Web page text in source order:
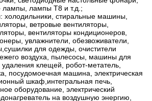
лампы, лампы T8 и т.д.;
холодильники, стиральные машины,
ветровые вентиляторы,
вентиляторы кондиционеров,
увлажнители, обезвоживатели,
для одежды, очистители
воздуха, пылесосы, машины для
клещей, робот-метатель,
посудомоечная машина, электрическая
шкаф,интегральная печь,
оборудование, электрический
на воздушную энергию,